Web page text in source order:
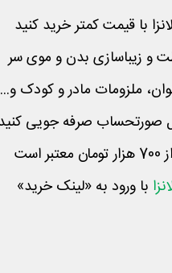
با قیمت کمتر خرید کنید
و زیباسازی بدن و موی سر
ملزومات مادر و کودک و...
با ورود به «لینک خرید»